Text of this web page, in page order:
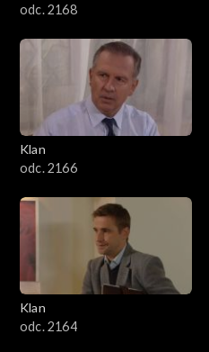
odc. 2168
Klan
odc. 2166
Klan
odc. 2164